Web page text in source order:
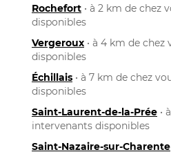
Rochefort • à 2 km de chez
disponibles
Vergeroux • à 4 km de chez
disponibles
Échillais • à 7 km de chez
disponibles
Saint-Laurent-de-la-Prée •
intervenants disponibles
Saint-Nazaire-sur-Charente